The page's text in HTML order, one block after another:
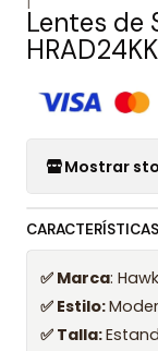
Lentes de
Mostrar
✅ Marca:
✅ Estilo:
✅ Talla: